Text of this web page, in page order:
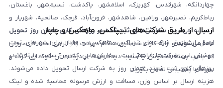
چهاردانگه، شهرقدس، کهریزک، اسلامشهر، پاکدشت، نسیم‌شهر، باغستان،
رباط‌کریم، نصیرشهر، ورامین، شاهدشهر، فرون‌آباد، قرچک، صالحیه، شهریار و
اندیشه می‌شود. سفارش‌های ثبت‌شده در روزهای کاری همان روز تحویل
داده می‌شوندو ارائه کارت شناسایی هنگام دریافت کالا الزامی است. در صورتی
که پلمپ بسته مخدوش یا آسیب دیده باشد، از دریافت آن خودداری کرده و
سریعاً با پشتیبانی تماس بگیرید.
ارسال از طریق شرکت‌های تیپاکس، ماهکس و چاپار
ارسال از طریق شرکت‌های تیپاکس، ماهکس و چاپار برای شهرهای تحت
پوشش این شرکت‌ها فراهم است. سفارش‌هایی که بین ساعت ۱۰ تا ۱۵ در
روزهای کاری ثبت شوند، همان روز به شرکت ارسال تحویل داده می‌شوند.
هزینه ارسال بر اساس وزن، مسافت و ارزش مرسوله محاسبه شده و لینک